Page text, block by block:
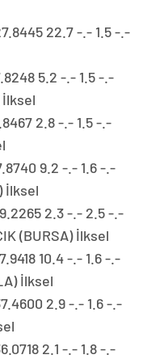
22.7 -.- 1.5 -.-
5.2 -.- 1.5 -.-
İlksel
2.8 -.- 1.5 -.-
9.2 -.- 1.6 -.-
İlksel
2.3 -.- 2.5 -.-
(BURSA) İlksel
10.4 -.- 1.6 -.-
İlksel
2.9 -.- 1.6 -.-
2.1 -.- 1.8 -.-